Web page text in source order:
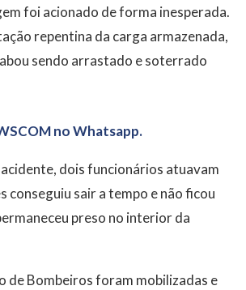
foi acionado de forma inesperada.
repentina da carga armazenada,
sendo arrastado e soterrado
no Whatsapp.
dois funcionários atuavam
conseguiu sair a tempo e não ficou
preso no interior da
de Bombeiros foram mobilizadas e